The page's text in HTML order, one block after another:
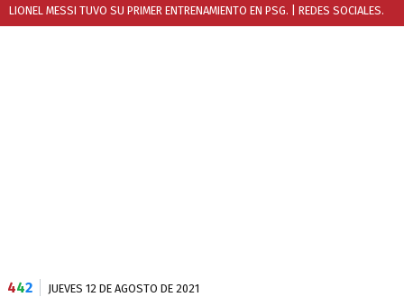
LIONEL MESSI TUVO SU PRIMER ENTRENAMIENTO EN PSG. | REDES SOCIALES.
442 JUEVES 12 DE AGOSTO DE 2021